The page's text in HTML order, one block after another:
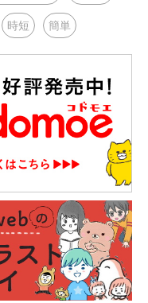
時短 簡単